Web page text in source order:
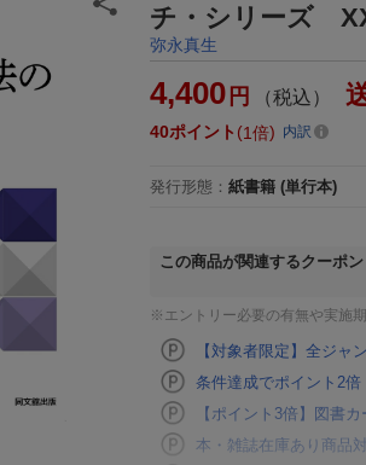
チ・シリーズ
弥永真生
4,400 円 （税込）
40ポイント 1倍 内訳
発行形態 ： 紙書籍 (単行本)
この商品が関連するクーポ
※エントリー必要の有無や実施
【対象者限定】全ジ
条件達成でポイント2
【ポイント3倍】図書
本・雑誌在庫あり商品